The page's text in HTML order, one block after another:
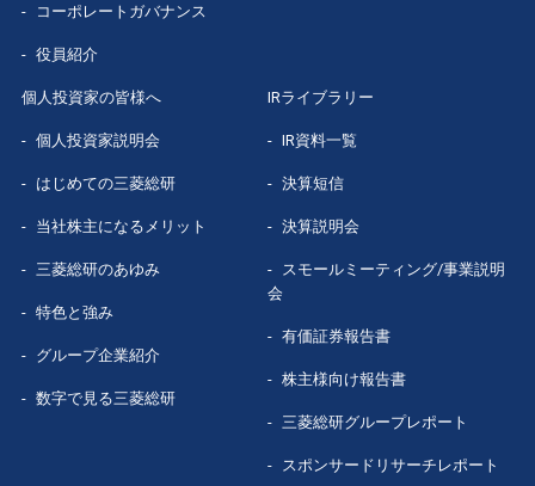
コーポレートガバナンス
役員紹介
個人投資家の皆様へ
個人投資家説明会
はじめての三菱総研
当社株主になる メリット
三菱総研のあゆみ
特色と強み
グループ企業紹介
数字で見る三菱総研
IRライブラリー
IR資料一覧
決算短信
決算説明会
スモールミーティング/事業説明
会
有価証券報告書
株主様向け報告書
三菱総研グループレポート
スポンサードリサーチレポート